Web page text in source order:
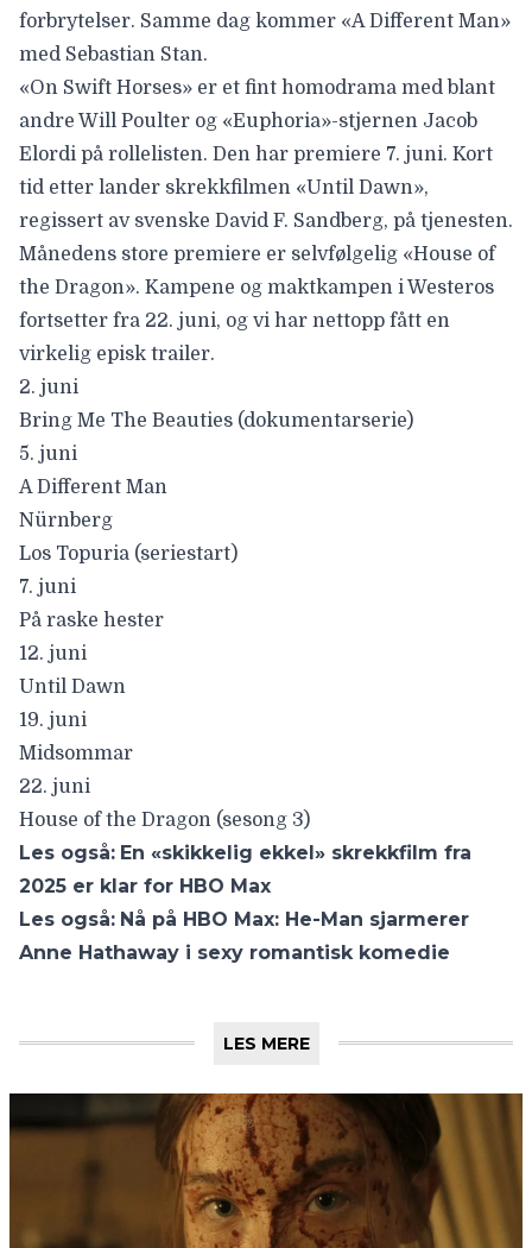
forbrytelser. Samme dag kommer «A Different Man»
med Sebastian Stan.
«On Swift Horses» er et fint homodrama med blant
andre Will Poulter og «Euphoria»-stjernen Jacob
Elordi på rollelisten. Den har premiere 7. juni. Kort
tid etter lander skrekkfilmen «Until Dawn»,
regissert av svenske David F. Sandberg, på tjenesten.
Månedens store premiere er selvfølgelig «House of
the Dragon». Kampene og maktkampen i Westeros
fortsetter fra 22. juni, og vi har nettopp fått en
virkelig episk trailer.
2. juni
Bring Me The Beauties (dokumentarserie)
5. juni
A Different Man
Nürnberg
Los Topuria (seriestart)
7. juni
På raske hester
12. juni
Until Dawn
19. juni
Midsommar
22. juni
House of the Dragon (sesong 3)
Les også: En «skikkelig ekkel» skrekkfilm fra
2025 er klar for HBO Max
Les også: Nå på HBO Max: He-Man sjarmerer
Anne Hathaway i sexy romantisk komedie
LES MERE